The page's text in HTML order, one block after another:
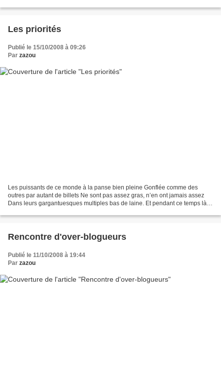
Les priorités
Publié le 15/10/2008 à 09:26
Par zazou
Les puissants de ce monde à la panse bien pleine Gonflée comme des
outres par autant de billets Ne sont pas assez gras, n’en ont jamais assez
Dans leurs gargantuesques multiples bas de laine. Et pendant ce temps là,
Rencontre d'over-blogueurs
Publié le 11/10/2008 à 19:44
Par zazou